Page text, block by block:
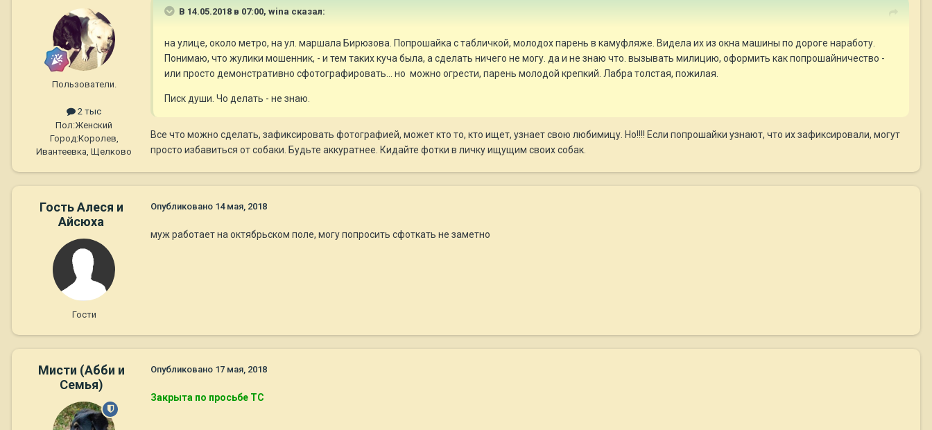
Пользователи.
2 тыс
Пол:Женский
Город:Королев,
Ивантеевка, Щелково
В 14.05.2018 в 07:00, wina сказал:
на улице, около метро, на ул. маршала Бирюзова. Попрошайка с табличкой, молодох парень в камуфляже. Видела их из окна машины по дороге наработу.
Понимаю, что жулики мошенник, - и тем таких куча была, а сделать ничего не могу. да и не знаю что. вызывать милицию, оформить как попрошайничество -
или просто демонстративно сфотографировать... но можно огрести, парень молодой крепкий. Лабра толстая, пожилая.
Писк души. Чо делать - не знаю.
Все что можно сделать, зафиксировать фотографией, может кто то, кто ищет, узнает свою любимицу. Но!!!! Если попрошайки узнают, что их зафиксировали, могут
просто избавиться от собаки. Будьте аккуратнее. Кидайте фотки в личку ищущим своих собак.
Гость Алеся и
Айсюха
Гости
Опубликовано 14 мая, 2018
муж работает на октябрьском поле, могу попросить сфоткать не заметно
Мисти (Абби и
Семья)
Опубликовано 17 мая, 2018
Закрыта по просьбе ТС